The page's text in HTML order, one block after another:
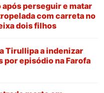
após perseguir e matar
com carreta no
dois filhos
Tirullipa a indenizar
por episódio na Farofa